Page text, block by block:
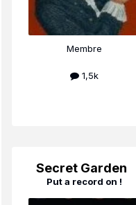
Membre
1,5k
Secret Garden
Put a record on !